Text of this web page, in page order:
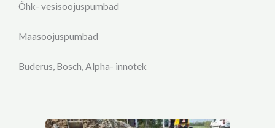
Õhk- vesisoojuspumbad
Maasoojuspumbad
Buderus, Bosch, Alpha- innotek